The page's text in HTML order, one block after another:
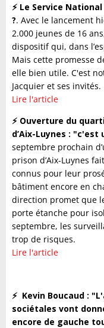
⚡️ Le Service
?. Avec le lancement
2.000 jeunes de 16
dispositif qui, dans
Mais cette promesse
elle bien utile. C'est
Jacquier et ses invités.
Lire l'article
⚡️ Ouverture du
d’Aix-Luynes : "c'est
septembre prochain
prison d’Aix-Luynes
connus pour leur
bâtiment encore en
direction promet que
porte étanche pour
septembre, les
trop de risques.
Lire l'article
⚡️ Kevin Boucaud :
sociétales vont
encore de gauche